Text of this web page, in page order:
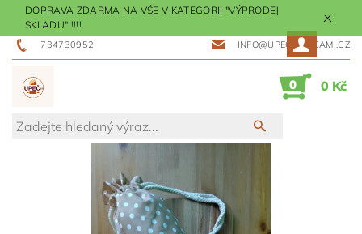
DOPRAVA ZDARMA NA VŠE V KATEGORII "VÝPRODEJ
SKLADU" !!!!
734730952 INFO@UPECMESISAMI.CZ
0 0 Kč